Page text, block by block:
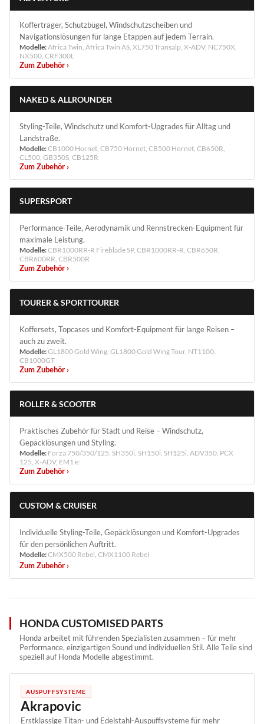
Kofferträger, Schutzbügel, Windschutzscheiben und
Navigationslösungen für lange Etappen auf jedem Terrain.
Modelle:Africa Twin, Africa Twin AS, XL750 Transalp, X-ADV, NC750X,
NX500, CRF300L
Zum Zubehör ›
NAKED & ALLROUNDER
Styling-Teile, Windschutz und Komfort-Upgrades für Alltag und
Landstraße.
Modelle:CB1000 Hornet, CB750 Hornet, CB500 Hornet, CB650R,
CL500, GB350S, CB125R
Zum Zubehör ›
SUPERSPORT
Performance-Teile, Aerodynamik und Rennstrecken-Equipment für
maximale Leistung.
Modelle:CBR1000RR-R Fireblade SP, CBR1000RR-R, CBR650R,
CBR600RR, CBR500R
Zum Zubehör ›
TOURER & SPORTTOURER
Koffersets, Topcases und Komfort-Equipment für lange Reisen –
auch zu zweit.
Modelle:GL1800 Gold Wing, GL1800 Gold Wing Tour, NT1100,
CB1000GT
Zum Zubehör ›
ROLLER & SCOOTER
Praktisches Zubehör für Stadt und Reise – Windschutz,
Gepäcklösungen und Styling.
Modelle: Forza 750/350/125, SH350i, SH150i, SH125i, ADV350, PCX
125, X-ADV, EM1 e:
Zum Zubehör ›
CUSTOM & CRUISER
Individuelle Styling-Teile, Gepäcklösungen und Komfort-Upgrades
für den persönlichen Auftritt.
Modelle:CMX500 Rebel, CMX1100 Rebel
Zum Zubehör ›
HONDA CUSTOMISED PARTS
Honda arbeitet mit führenden Spezialisten zusammen – für mehr
Performance, einzigartigen Sound und individuellen Stil. Alle Teile sind
speziell auf Honda Modelle abgestimmt.
AUSPUFFSYSTEME
Akrapovic
Erstklassige Titan- und Edelstahl-Auspuffsysteme für mehr